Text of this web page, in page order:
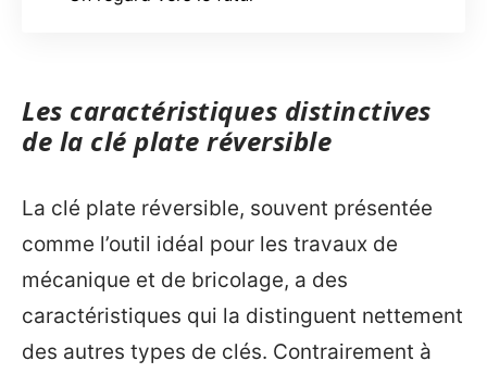
Les caractéristiques distinctives
de la clé plate réversible
La clé plate réversible, souvent présentée
comme l’outil idéal pour les travaux de
mécanique et de bricolage, a des
caractéristiques qui la distinguent nettement
des autres types de clés. Contrairement à